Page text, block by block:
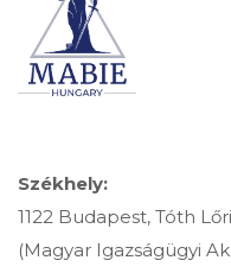
Székhely:
1122 Budapest, Tóth
(Magyar Igazságügyi